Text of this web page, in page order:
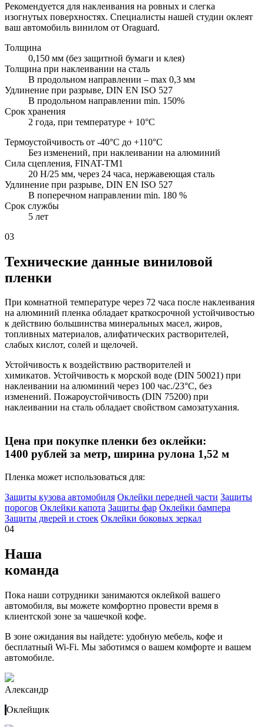
Рекомендуется для наклеивания на ровных и слегка
изогнутых поверхностях. Специалисты нашей студии оклеят
ваш автомобиль винилом от Oraguard.
Толщина
0,150 мм (без защитной бумаги и клея)
Толщина при наклеивании на сталь
В продольном направлении – max 0,3 мм
Удлинение при разрыве, DIN EN ISO 527
В продольном направлении min. 150%
Срок хранения
2 года, при температуре + 10°C
Термоустойчивость от -40°С до +110°С
Без изменений, при наклеивании на алюминий
Сила сцепления, FINAT-TM1
20 Н/25 мм, через 24 часа, нержавеющая сталь
Удлинение при разрыве, DIN EN ISO 527
В поперечном направлении min. 180 %
Срок службы
5 лет
03
Технические данные виниловой
пленки
При комнатной температуре через 72 часа после наклеивания
на алюминий пленка обладает краткосрoчной устойчивостью
к действию большинства минеральных масел, жиров,
топливных материалов, алифатических растворителей,
слабых кислот, солей и щелочей.
Устойчивость к воздействию растворителей и
химикатов. Устойчивость к морской воде (DIN 50021) при
наклеивании на алюминий через 100 час./23°C, без
изменений. Пожароустойчивость (DIN 75200) при
наклеивании на сталь обладает свойством самозатухания.
Цена при покупке пленки без оклейки:
1400 рублей за метр, ширина рулона 1,52 м
Пленка может использоваться для:
Защиты кузова автомобиля Оклейки передней части Защиты
порогов Оклейки капота Защиты фар Оклейки бампера
Защиты дверей и стоек Оклейки боковых зеркал
04
Наша
команда
Пока наши сотрудники занимаются оклейкой вашего
автомобиля, вы можете комфортно провести время в
клиентской зоне за чашечкой кофе.
В зоне ожидания вы найдете: удобную мебель, кофе и
бесплатный Wi-Fi. Мы заботимся о вашем комфорте и вашем
автомобиле.
Александр
Оклейщик